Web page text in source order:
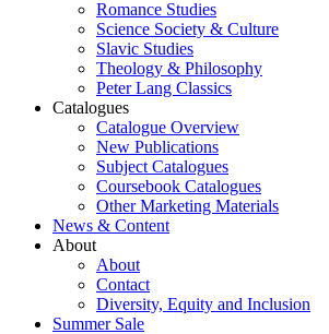
Romance Studies
Science Society & Culture
Slavic Studies
Theology & Philosophy
Peter Lang Classics
Catalogues
Catalogue Overview
New Publications
Subject Catalogues
Coursebook Catalogues
Other Marketing Materials
News & Content
About
About
Contact
Diversity, Equity and Inclusion
Summer Sale